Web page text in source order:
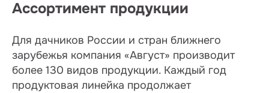
Ассортимент продукции
Для дачников России и стран ближнего
зарубежья компания «Август» производит
более 130 видов продукции. Каждый год
продуктовая линейка продолжает